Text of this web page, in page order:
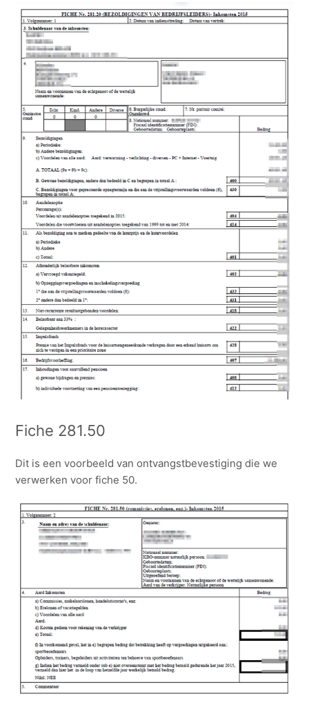
Fiche 281.50
Dit is een voorbeeld van ontvangstbevestiging die we
verwerken voor fiche 50.